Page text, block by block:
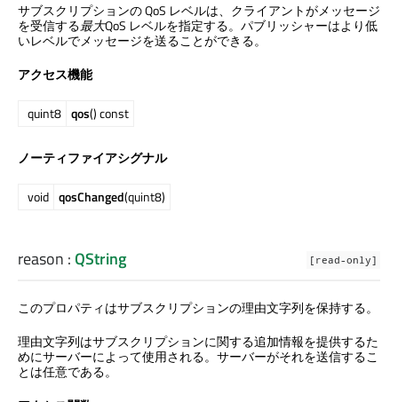
サブスクリプションの QoS レベルは、クライアントがメッセージ
を受信する最大QoS レベルを指定する。パブリッシャーはより低
いレベルでメッセージを送ることができる。
アクセス機能
quint8 qos() const
ノーティファイアシグナル
void qosChanged(quint8)
[read-only]
reason :QString
このプロパティはサブスクリプションの理由文字列を保持する。
理由文字列はサブスクリプションに関する追加情報を提供するた
めにサーバーによって使用される。サーバーがそれを送信するこ
とは任意である。